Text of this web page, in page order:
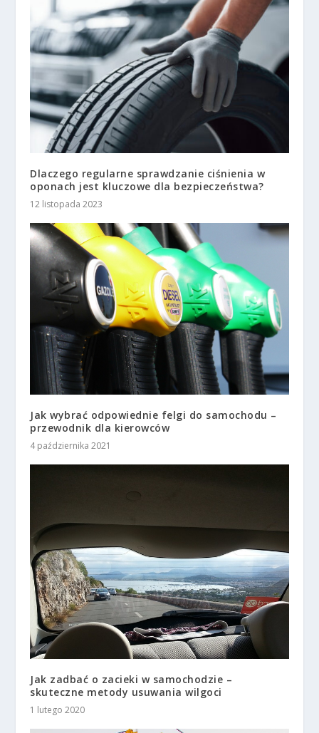
Dlaczego regularne sprawdzanie ciśnienia w
oponach jest kluczowe dla bezpieczeństwa?
12 listopada 2023
Jak wybrać odpowiednie felgi do samochodu –
przewodnik dla kierowców
4 października 2021
Jak zadbać o zacieki w samochodzie –
skuteczne metody usuwania wilgoci
1 lutego 2020